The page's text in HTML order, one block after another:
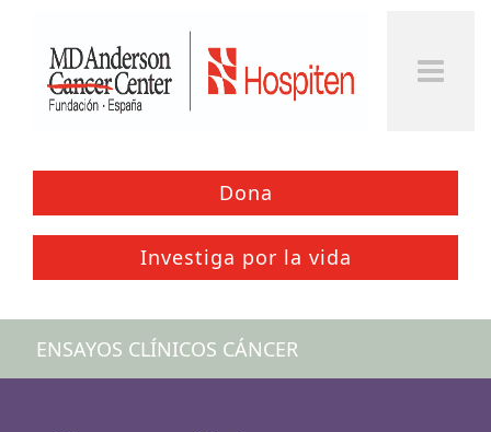
Dona
Investiga por la vida
ENSAYOS CLÍNICOS CÁNCER